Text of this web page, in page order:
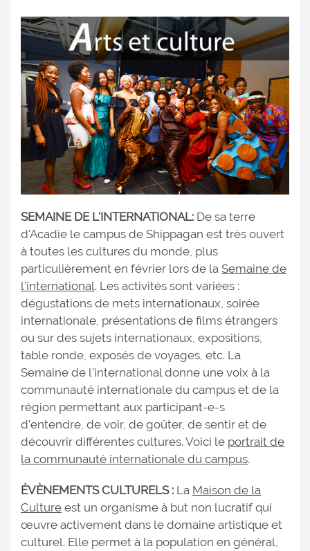
SEMAINE DE L'INTERNATIONAL: De sa terre
d'Acadie le campus de Shippagan est très ouvert
à toutes les cultures du monde, plus
particulièrement en février lors de la Semaine de
l’international. Les activités sont variées :
dégustations de mets internationaux, soirée
internationale, présentations de films étrangers
ou sur des sujets internationaux, expositions,
table ronde, exposés de voyages, etc. La
Semaine de l’international donne une voix à la
communauté internationale du campus et de la
région permettant aux participant-e-s
d’entendre, de voir, de goûter, de sentir et de
découvrir différentes cultures. Voici le portrait de
la communauté internationale du campus.
ÉVÈNEMENTS CULTURELS : La Maison de la
Culture est un organisme à but non lucratif qui
œuvre activement dans le domaine artistique et
culturel. Elle permet à la population en général,